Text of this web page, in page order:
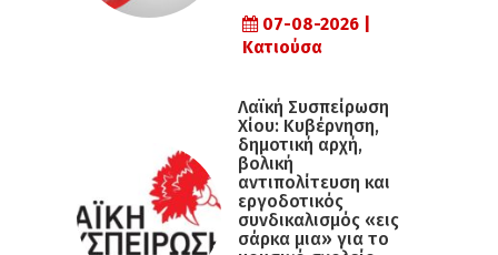
07-08-2026 |
Κατιούσα
Λαϊκή Συσπείρωση
Χίου: Κυβέρνηση,
δημοτική αρχή,
βολική
αντιπολίτευση και
εργοδοτικός
συνδικαλισμός «εις
σάρκα μια» για το